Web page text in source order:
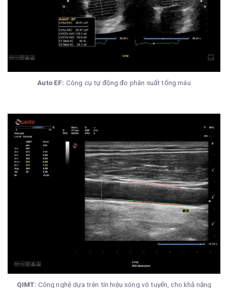
Auto EF: Công cụ tự động đo phân suất tống máu
QIMT: Công nghệ dựa trên tín hiệu sóng vô tuyến, cho khả năng